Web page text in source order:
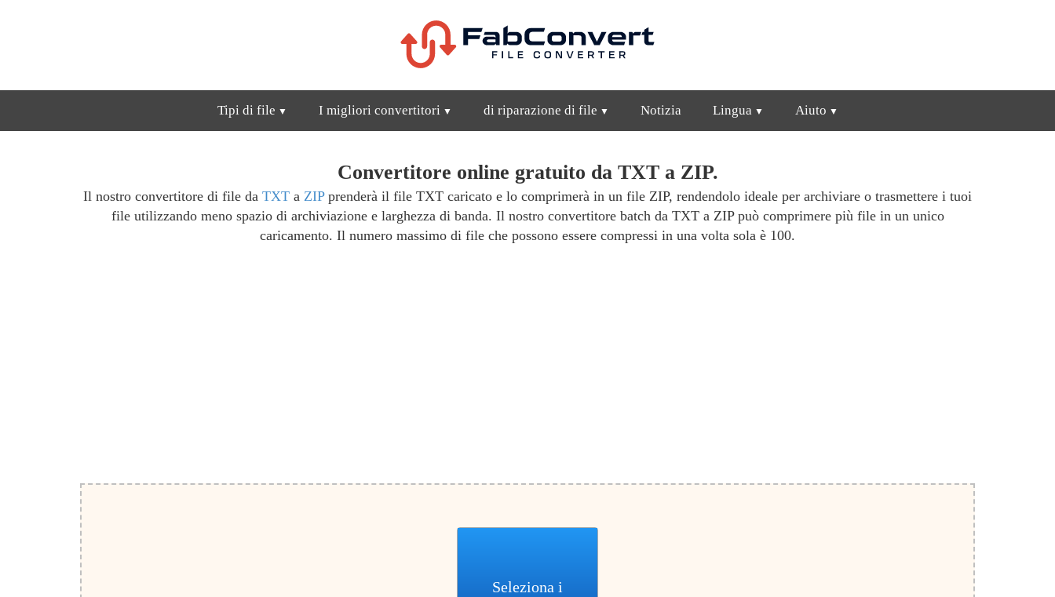
Tipi di file I migliori convertitori di riparazione di file Notizia Lingua Aiuto
Convertitore online gratuito da TXT a ZIP.
Il nostro convertitore di file da TXT a ZIPprenderà il file TXT caricato e lo comprimerà in un file ZIP, rendendolo ideale per archiviare o trasmettere i tuoi
file utilizzando meno spazio di archiviazione e larghezza di banda. Il nostro convertitore batch da TXT a ZIP può comprimere più file in un unico
caricamento. Il numero massimo di file che possono essere compressi in una volta sola è 100.
Seleziona i